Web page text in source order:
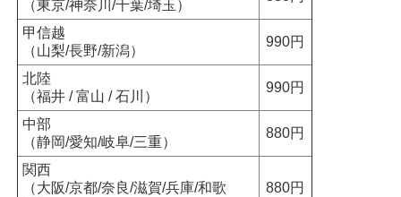
（東京/神奈川/千葉/埼玉）
甲信越
（山梨/長野/新潟）
990円
北陸
（福井 / 富山 / 石川）
990円
中部
（静岡/愛知/岐阜/三重）
880円
関西
（大阪/京都/奈良/滋賀/兵庫/和歌
880円